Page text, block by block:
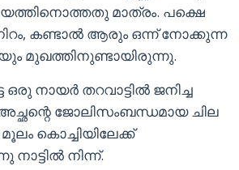
മാത്രം. പക്ഷെ
കണ്ടാൽ ആരും ഒന്ന് നോക്കുന്ന
മുഖത്തിനുണ്ടായിരുന്നു.
ഒരു നായർ തറവാട്ടിൽ ജനിച്ച
ജോലിസംബന്ധമായ ചില
കൊച്ചിയിലേക്ക്
നാട്ടിൽ നിന്ന്.